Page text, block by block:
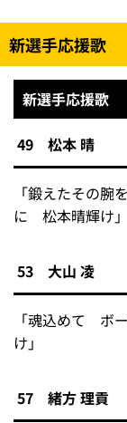
新選手応援歌
新選手応援歌
49 松本 晴
「鍛えたその
に 松本晴輝け」
53 大山 凌
「魂込めて ボ
け」
57 緒方 理貢